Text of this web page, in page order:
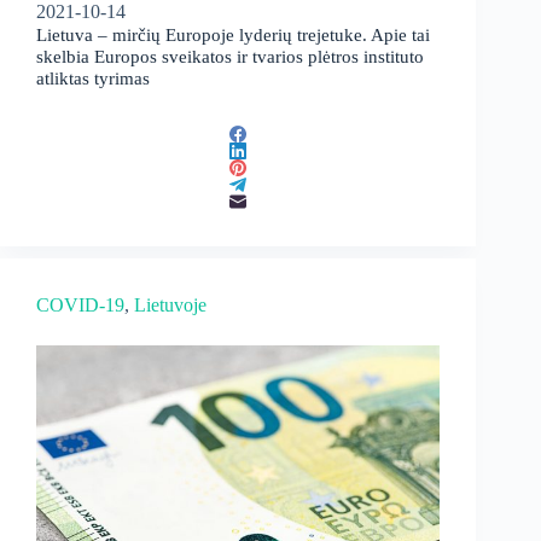
2021-10-14
Lietuva – mirčių Europoje lyderių trejetuke. Apie tai
skelbia Europos sveikatos ir tvarios plėtros instituto
atliktas tyrimas
COVID-19, Lietuvoje